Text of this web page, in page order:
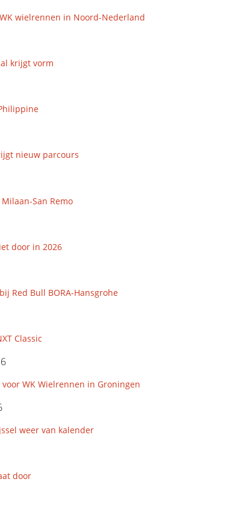
wielrennen in Noord-Nederland
krijgt vorm
nieuw parcours
San Remo
door in 2026
Red Bull BORA-Hansgrohe
Classic
WK Wielrennen in Groningen
weer van kalender
door